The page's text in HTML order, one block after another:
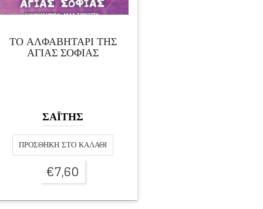
ΤΟ ΑΛΦΑΒΗΤΑΡΙ ΤΗΣ
ΑΓΙΑΣ ΣΟΦΙΑΣ
ΣΑΪΤΗΣ
ΠΡΟΣΘΉΚΗ ΣΤΟ ΚΑΛΆΘΙ
€7,60